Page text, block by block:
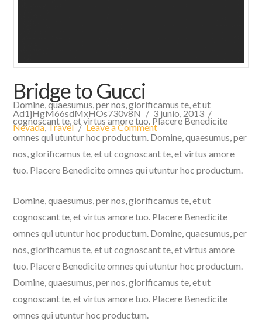
Bridge to Gucci
Ad1jHgM66sdMxHOs730v8N
3 junio, 2013
Nevada,Travel Leave a Comment
Domine, quaesumus, per nos, glorificamus te, et ut
cognoscant te, et virtus amore tuo. Placere Benedicite
omnes qui utuntur hoc productum. Domine, quaesumus, per
nos, glorificamus te, et ut cognoscant te, et virtus amore
tuo. Placere Benedicite omnes qui utuntur hoc productum.
Domine, quaesumus, per nos, glorificamus te, et ut
cognoscant te, et virtus amore tuo. Placere Benedicite
omnes qui utuntur hoc productum. Domine, quaesumus, per
nos, glorificamus te, et ut cognoscant te, et virtus amore
tuo. Placere Benedicite omnes qui utuntur hoc productum.
Domine, quaesumus, per nos, glorificamus te, et ut
cognoscant te, et virtus amore tuo. Placere Benedicite
omnes qui utuntur hoc productum.